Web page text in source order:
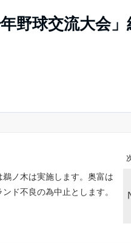
野球交流大会
ノ木は実施します。奥富は
ンド不良の為中止とします。